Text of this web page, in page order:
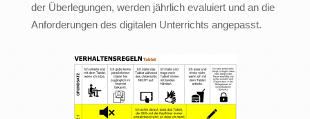
der Überlegungen, werden jährlich evaluiert und an die
Anforderungen des digitalen Unterrichts angepasst.